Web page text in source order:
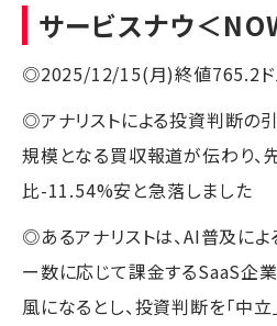
サービスナウ＜
◎2025/12/15(月)終値765.2ド
◎アナリストによる投資判断の
規模となる買収報道が伝わり、
比-11.54%安と急落しました
◎あるアナリストは、AI普及に
ー数に応じて課金するSaaS企
風になるとし、投資判断を「中立